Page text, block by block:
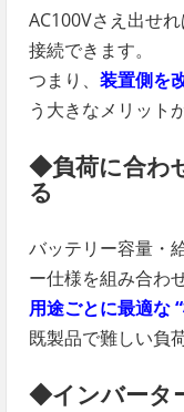
AC100Vさえ出せ
接続できます。
つまり、 装置側を
う大きなメリット
◆負荷に合わ
る
バッテリー容量・
ー仕様を組み合わ
用途ごとに最適な
既製品で難しい負
◆インバータ